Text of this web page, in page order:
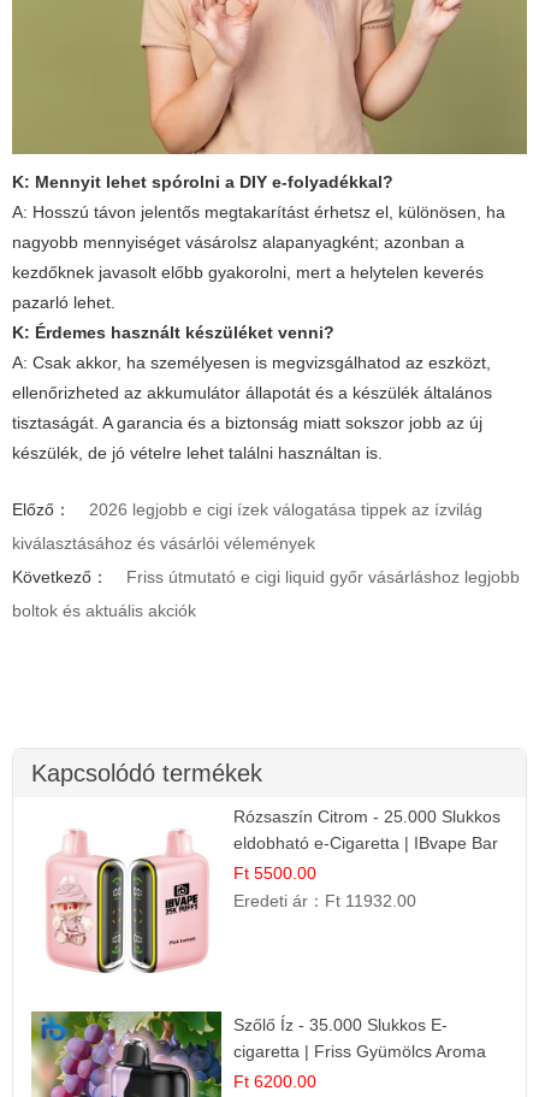
K: Mennyit lehet spórolni a DIY e-folyadékkal?
A: Hosszú távon jelentős megtakarítást érhetsz el, különösen, ha
nagyobb mennyiséget vásárolsz alapanyagként; azonban a
kezdőknek javasolt előbb gyakorolni, mert a helytelen keverés
pazarló lehet.
K: Érdemes használt készüléket venni?
A: Csak akkor, ha személyesen is megvizsgálhatod az eszközt,
ellenőrizheted az akkumulátor állapotát és a készülék általános
tisztaságát. A garancia és a biztonság miatt sokszor jobb az új
készülék, de jó vételre lehet találni használtan is.
Előző：
2026 legjobb e cigi ízek válogatása tippek az ízvilág
kiválasztásához és vásárlói vélemények
Következő：
Friss útmutató e cigi liquid győr vásárláshoz legjobb
boltok és aktuális akciók
Kapcsolódó termékek
Rózsaszín Citrom - 25.000 Slukkos
eldobható e-Cigaretta | IBvape Bar
Ft 5500.00
Eredeti ár： Ft 11932.00
Szőlő Íz - 35.000 Slukkos E-
cigaretta | Friss Gyümölcs Aroma
Ft 6200.00